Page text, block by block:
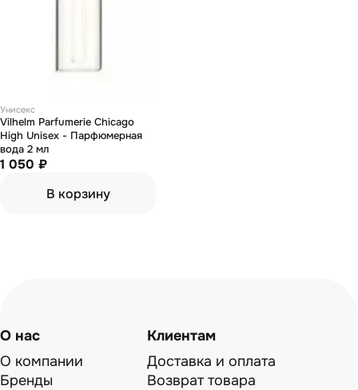
Унисекс
Vilhelm Parfumerie Chicago
High Unisex - Парфюмерная
вода 2 мл
1 050 ₽
В корзину
О нас
О компании
Бренды
Клиентам
Доставка и оплата
Возврат товара